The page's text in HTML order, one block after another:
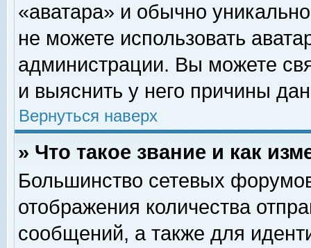
«аватара» и обычно
не можете использовать
администрации. Вы можете
и выяснить у него причины
Вернуться наверх
» Что такое звание и как
Большинство сетевых
отображения количества
сообщений, а также для